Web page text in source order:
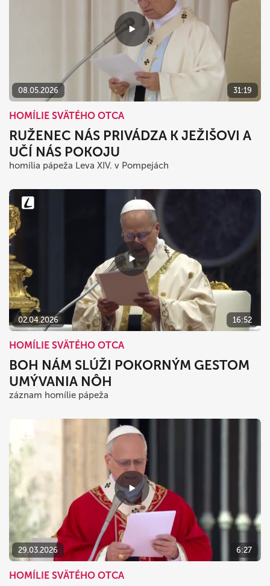
08.05.2026 31:19
HOMÍLIE SVÄTÉHO OTCA
RUŽENEC NÁS PRIVÁDZA K JEŽIŠOVI A
UČÍ NÁS POKOJU
homília pápeža Leva XIV. v Pompejách
02.04.2026 16:52
HOMÍLIE SVÄTÉHO OTCA
BOH NÁM SLÚŽI POKORNÝM GESTOM
UMÝVANIA NÔH
záznam homílie pápeža
29.03.2026 6:27
HOMÍLIE SVÄTÉHO OTCA